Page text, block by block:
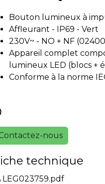
Bouton lumineux à
Affleurant - IP69 - Vert
230V~ - NO + NF
Appareil complet
lumineux LED (blocs +
Conforme à la norme
nous
technique
LEG023759.pdf